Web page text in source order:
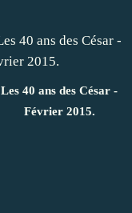
Les 40 ans des César -
Février 2015.